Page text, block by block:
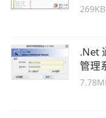
269KB
.Net
管理